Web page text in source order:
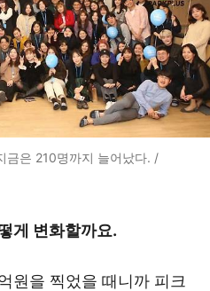
금은 210명까지 늘어났다. /
게 변화할까요.
원을 찍었을 때니까 피크